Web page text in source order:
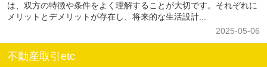
は、双方の特徴や条件をよく理解することが大切です。それぞれに
メリットとデメリットが存在し、将来的な生活設計...
2025-05-06
不動産取引etc